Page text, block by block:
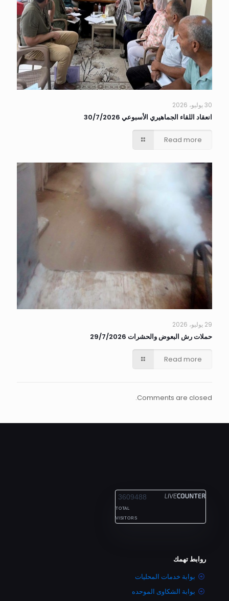
30 يوليو، 2026
انعقاد اللقاء الجماهيري الأسبوعي 30/7/2026
Read more
29 يوليو، 2026
حملات رش البعوض والحشرات 29/7/2026
Read more
Comments are closed.
3609488
TOTAL
VISITORS
روابط تهمك
بوابة خدمات المحليات
بوابة الشكاوى الموحده